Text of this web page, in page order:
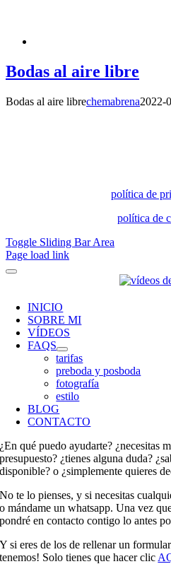
Bodas al aire libre
Bodas al aire librechemabrena2022-
política de
política de
Toggle Sliding Bar Area
Page load link
INICIO
SOBRE MI
VÍDEOS
FAQS
tarifas
preboda y posboda
fotografía
estilo
BLOG
CONTACTO
¿En qué puedo ayudarte? ¿necesitas
presupuesto? ¿tienes alguna duda?
disponible? o ¿simplemente quieres
No te lo pienses, y si necesitas
o mándame un whatsapp. Una vez
pondré en contacto contigo lo antes
Y si eres de los de rellenar un
tenemos! Solo tienes que hacer clic